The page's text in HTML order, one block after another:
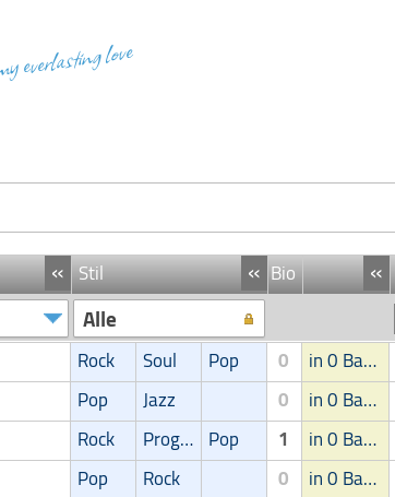
everlasting love
« Stil « Bio «
Alle
Rock Soul Pop 0 in 0 Band
Pop Jazz 0 in 0 Band
Rock Progressive Pop 1 in 0 Band
Pop Rock 0 in 0 Band